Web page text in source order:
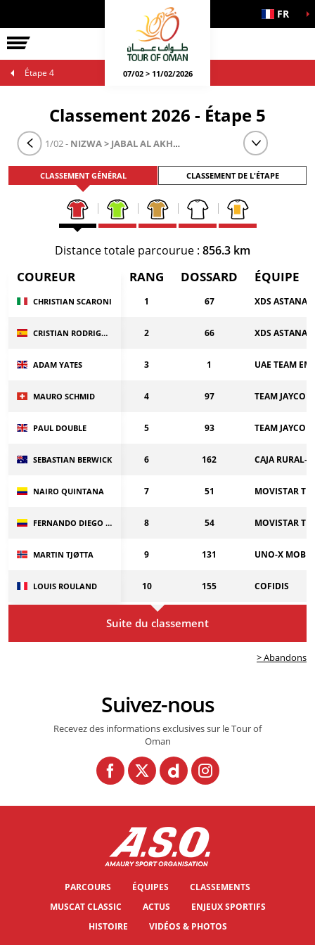
FR
07/02 > 11/02/2026
Étape 4
Classement 2026 - Étape 5
5- 11/02 -NIZWA > JABAL AL AKHDHAR (GREEN MOUNTAIN)
CLASSEMENT GÉNÉRAL CLASSEMENT DE L'ÉTAPE
Distance totale parcourue : 856.3 km
RANG
COUREUR DOSSARD ÉQUIPE
1
CHRISTIAN SCARONI 67 XDS ASTANA
2
CRISTIAN RODRIGUEZ 66 XDS ASTANA
3
ADAM YATES 1 UAE TEAM
4
MAURO SCHMID 97 TEAM JAYCO
5
PAUL DOUBLE 93 TEAM JAYCO
6
SEBASTIAN BERWICK 162 CAJA RURAL-
7
NAIRO QUINTANA 51 MOVISTAR
8
FERNANDO DIEGO PESCADOR CASTRO 54 MOVISTAR
9
MARTIN TJØTTA 131 UNO-X
10
LOUIS ROULAND 155 COFIDIS
Suite du classement
> Abandons
Suivez-nous
Recevez des informations exclusives sur le Tour of
Oman
PARCOURS ÉQUIPES
CLASSEMENTS
MUSCAT CLASSIC
ACTUS
ENJEUX SPORTIFS
HISTOIRE
VIDÉOS & PHOTOS